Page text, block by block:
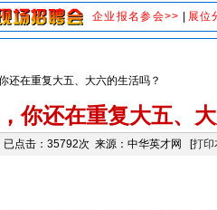
企业报名参会>> 展位
还在重复大五、大六的生活吗？
你还在重复大五、
已点击：35792次 来源：中华英才网 [打印